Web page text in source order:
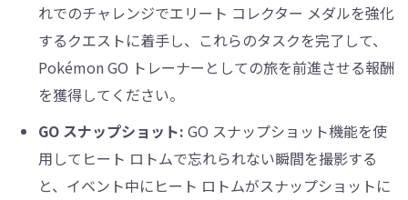
れでのチャレンジでエリート コレクター メダルを強化
するクエストに着手し、これらのタスクを完了して、
Pokémon GO トレーナーとしての旅を前進させる報酬
を獲得してください。
GO スナップショット: GO スナップショット機能を使
用してヒート ロトムで忘れられない瞬間を撮影する
と、イベント中にヒート ロトムがスナップショットに